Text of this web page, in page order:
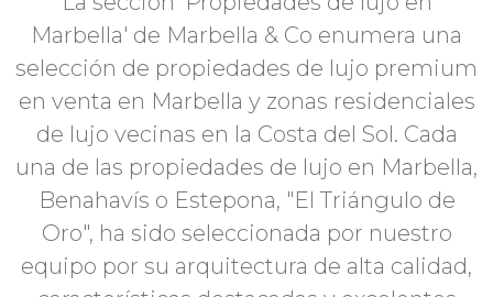
Marbella' de Marbella & Co enumera una
selección de propiedades de lujo premium
en venta en Marbella y zonas residenciales
de lujo vecinas en la Costa del Sol. Cada
una de las propiedades de lujo en Marbella,
Benahavís o Estepona, "El Triángulo de
Oro", ha sido seleccionada por nuestro
equipo por su arquitectura de alta calidad,